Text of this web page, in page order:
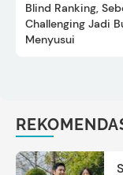
Blind Ranking,
Challenging Jadi
Menyusui